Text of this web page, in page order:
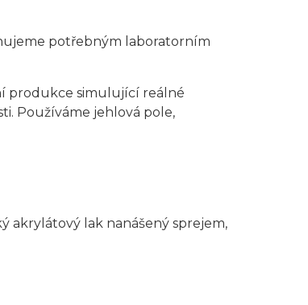
potřebným laboratorním
produkce simulující reálné
Používáme jehlová pole,
akrylátový lak nanášený sprejem,